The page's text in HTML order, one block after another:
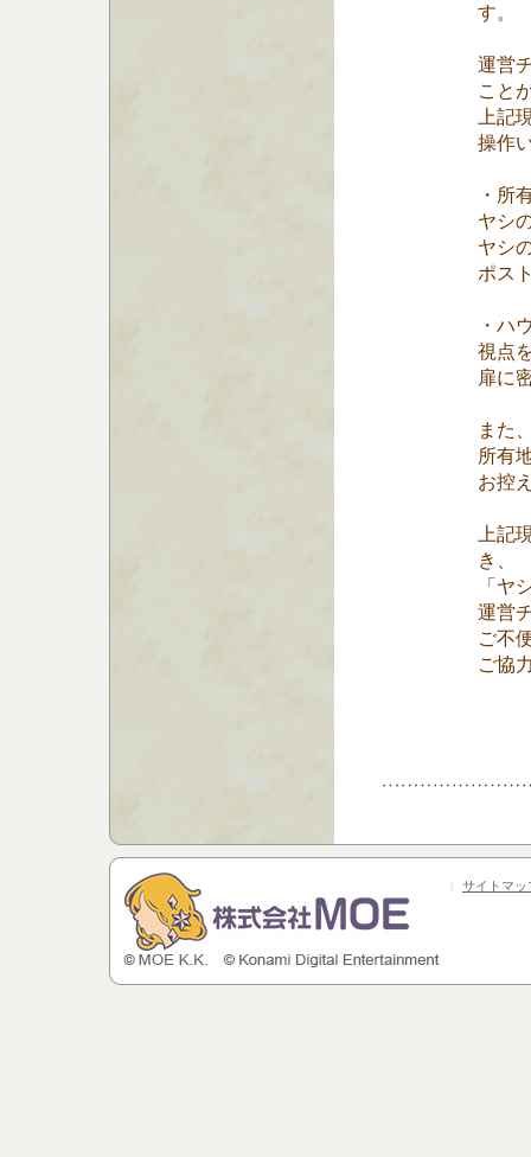
す。
運営
こと
上記
操作
・所
ヤシ
ヤシ
ポス
・ハ
視点
扉に
また
所有
お控
上記
き、
「ヤ
運営
ご不
ご協
| サイトマッ